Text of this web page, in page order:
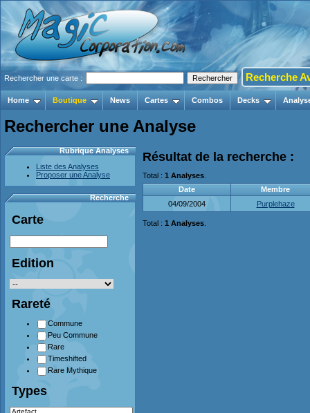
Rechercher une carte : Recherche
Home Boutique News Cartes Combos Decks
Rechercher une Analyse
Rubrique Analyses
Liste des Analyses
Proposer une Analyse
Recherche
Carte
Edition
Rareté
Commune
Peu Commune
Rare
Timeshifted
Rare Mythique
Types
Résultat de la recherche :
Total : 1 Analyses
Date
Membre
04/09/2004
Purplehaze
Total : 1 Analyses